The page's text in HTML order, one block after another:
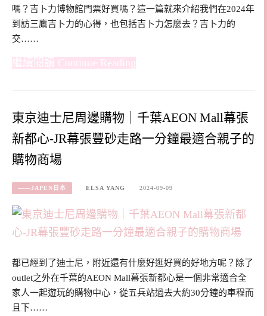
嗎？吉卜力博物館門票好買嗎？這一篇就來介紹我們在2024年
到訪三鷹吉卜力的心得，也包括吉卜力怎麼去？吉卜力的
交……
Continue Reading
東京迪士尼周邊購物｜千葉AEON Mall幕張
新都心-JR幕張豐砂走路一分鐘最適合親子的
購物商場
——JAPEN日本 ELSA YANG 2024-09-09
都已經到了迪士尼，附近還有什麼好逛好買的好地方呢？除了
outlet之外在千葉的AEON Mall幕張新都心是一個非常適合全
家人一起遊玩的購物中心，從五兵站過去大約30分鐘的車程而
且下……